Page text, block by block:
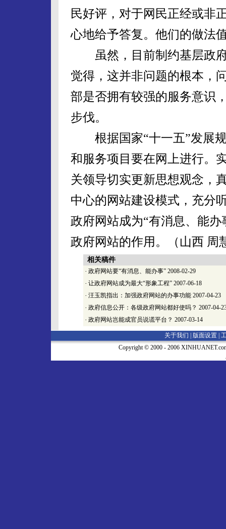
民好评，对于网民正经或非
心地给予答复。他们的做法
虽然，目前制约基层政府
觉得，这并非问题的根本，
部是否拥有较强的服务意识
步伐。
根据国家“十一五”发展规
和服务项目要在网上进行。
关领导切实更新思想观念，
中心的网站建设模式，充分
政府网站成为“有消息、能
政府网站的作用。（山西 周
相关稿件
· 政府网站要“有消息、能办事” 2008-02-29
· 让政府网站成为最大“形象工程” 2007-06-18
· 汪玉凯指出：加强政府网站的办事功能 2007-04-23
· 政府信息公开：各级政府网站都好使吗？ 2007-04-
· 政府网站岂能成官员说谎平台？ 2007-03-14
关于我们 | 版面设置
Copyright © 2000 - 2006